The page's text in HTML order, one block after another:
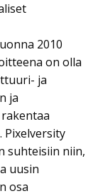
2010
on olla
ja
ja
Pixelversity
suhteisiin niin,
uusin
osa